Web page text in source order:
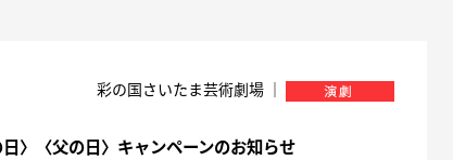
彩の国さいたま芸術劇場 ｜
〉〈父の日〉キャンペーンのお知らせ